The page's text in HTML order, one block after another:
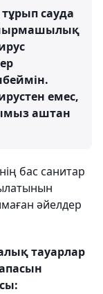
сауда
емес,
аштан
бас санитар
әйелдер
тауарлар